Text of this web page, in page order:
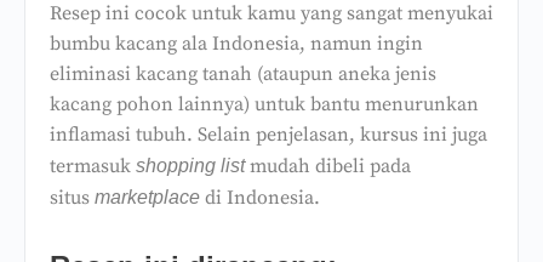
Resep ini cocok untuk kamu yang sangat menyukai
bumbu kacang ala Indonesia, namun ingin
eliminasi kacang tanah (ataupun aneka jenis
kacang pohon lainnya) untuk bantu menurunkan
inflamasi tubuh. Selain penjelasan, kursus ini juga
termasuk shopping listmudah dibeli pada
situs marketplace di Indonesia.